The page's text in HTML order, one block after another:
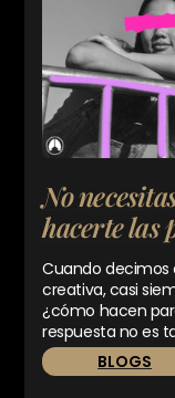
No
hacerte las
Cuando decimos
creativa, casi
¿cómo hacen
respuesta no es
BLOGS